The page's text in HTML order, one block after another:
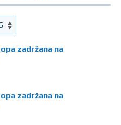
zadržana na
zadržana na